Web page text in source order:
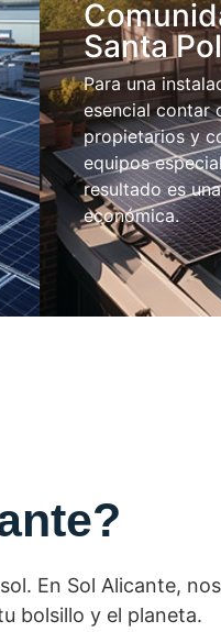
Santa
Para una
esencial contar
propietarios y
equipos
resultado es
económica.
En Sol Alicante,
bolsillo y el planeta.